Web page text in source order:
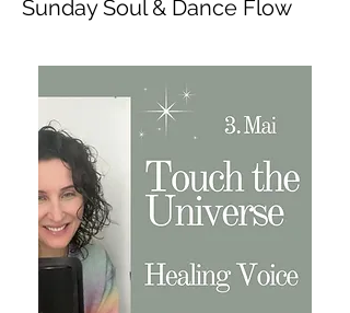
Sunday Soul & Dance Flow